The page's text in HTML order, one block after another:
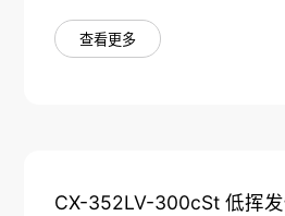
查看更多
CX-352LV-300cSt 低挥